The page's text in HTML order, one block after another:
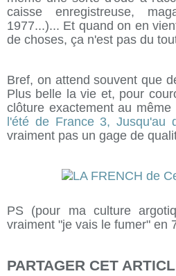
caisse enregistreuse,
1977...)... Et quand on en
de choses, ça n'est pas du
Bref, on attend souvent que
Plus belle la vie et, pour
clôture exactement au même
l'été de France 3, Jusqu'au
vraiment pas un gage de
PS (pour ma culture
vraiment "je vais le fumer" en
PARTAGER CET